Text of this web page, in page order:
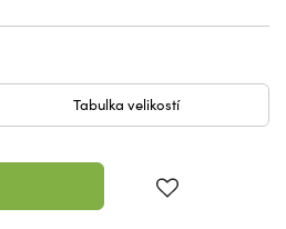
Tabulka velikostí